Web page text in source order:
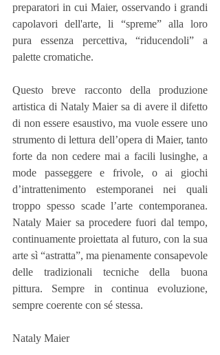
preparatori in cui Maier, osservando i grandi
capolavori dell'arte, li “spreme” alla loro
pura essenza percettiva, “riducendoli” a
palette cromatiche.
Questo breve racconto della produzione
artistica di Nataly Maier sa di avere il difetto
di non essere esaustivo, ma vuole essere uno
strumento di lettura dell’opera di Maier, tanto
forte da non cedere mai a facili lusinghe, a
mode passeggere e frivole, o ai giochi
d’intrattenimento estemporanei nei quali
troppo spesso scade l’arte contemporanea.
Nataly Maier sa procedere fuori dal tempo,
continuamente proiettata al futuro, con la sua
arte sì “astratta”, ma pienamente consapevole
delle tradizionali tecniche della buona
pittura. Sempre in continua evoluzione,
sempre coerente con sé stessa.
Nataly Maier